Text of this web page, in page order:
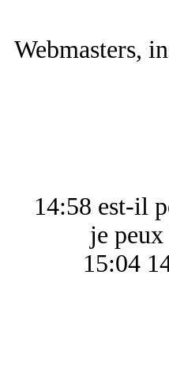
Webmasters,
14:58 est-il
je
15:04